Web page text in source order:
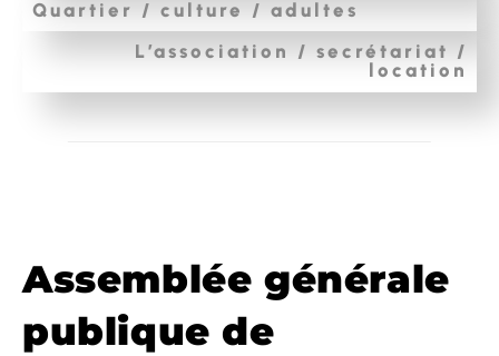
Quartier / culture / adultes
L’association / secrétariat /
location
Assemblée générale
publique de